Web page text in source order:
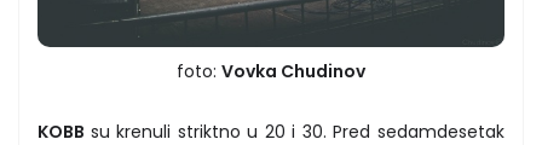
foto: Vovka Chudinov
KOBB su krenuli striktno u 20 i 30. Pred sedamdesetak